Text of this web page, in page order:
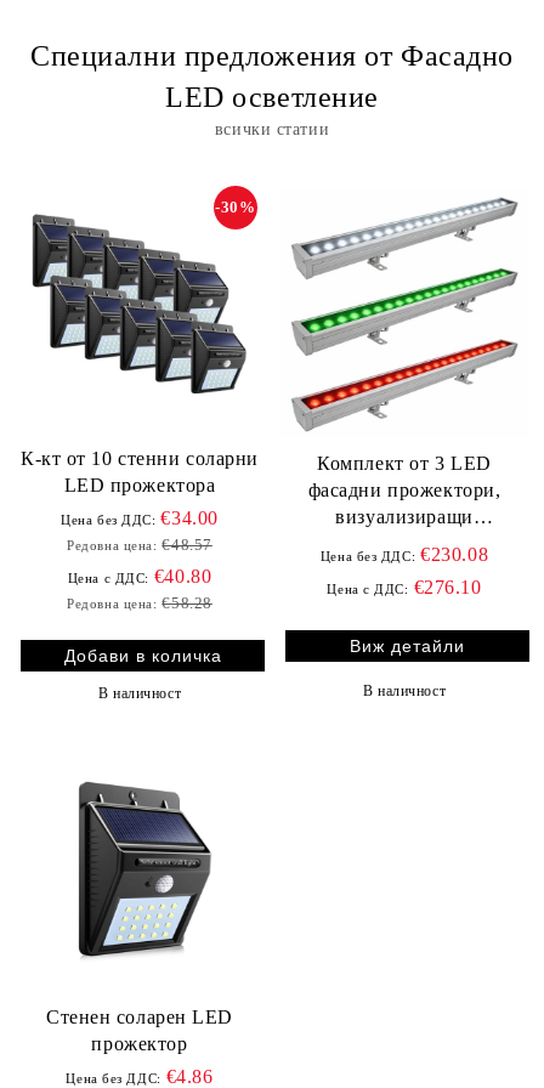
Специални предложения от Фасадно
LED осветление
всички статии
К-кт от 10 стенни соларни
LED прожектора
-30%
Цена без ДДС: €34.00
Редовна цена: €48.57
Цена с ДДС: €40.80
Редовна цена: €58.28
В наличност
Комплект от 3 LED
фасадни прожектори,
визуализиращи
българското знаме
Цена без ДДС: €230.08
Цена с ДДС: €276.10
Виж детайли
В наличност
Стенен соларен LED
прожектор
Цена без ДДС: €4.86